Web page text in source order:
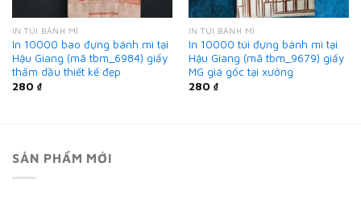
IN TÚI BÁNH MÌ
In 10000 bao đựng bánh mì tại
Hậu Giang (mã tbm_6984) giấy
thấm dầu thiết kế đẹp
280 ₫
IN TÚI BÁNH MÌ
In 10000 túi đựng bánh mì tại
Hậu Giang (mã tbm_9679) giấy
MG giá gốc tại xưởng
280 ₫
SẢN PHẨM MỚI